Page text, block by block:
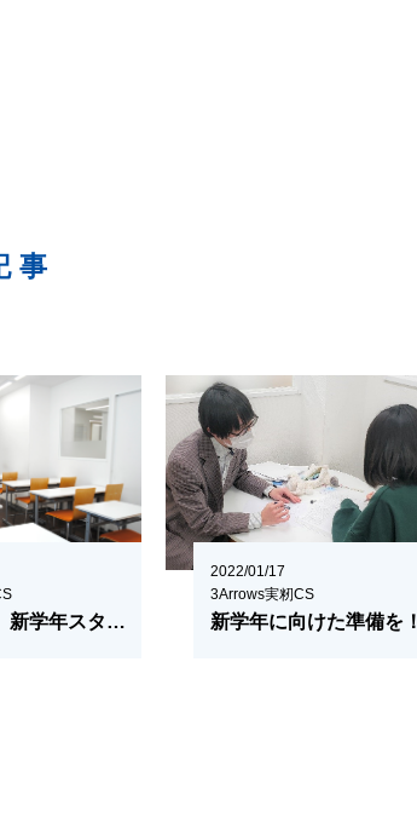
事
2022年度 新学年スタート！
2022/01/17
3Arrows実籾CS
新学年に向けた準備を！